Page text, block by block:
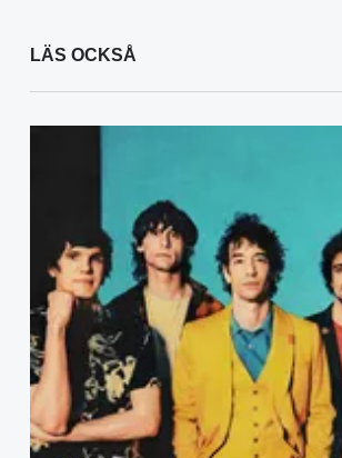
LÄS OCKSÅ